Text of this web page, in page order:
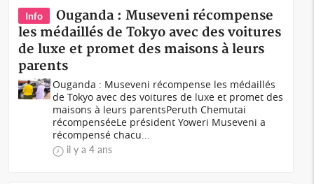
Info
Ouganda : Museveni récompense
les médaillés de Tokyo avec des voitures
de luxe et promet des maisons à leurs
parents
Ouganda : Museveni récompense les médaillés
de Tokyo avec des voitures de luxe et promet des
maisons à leurs parentsPeruth Chemutai
récompenséeLe président Yoweri Museveni a
récompensé chacu...
il y a 4 ans